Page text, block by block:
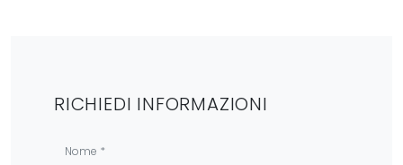
RICHIEDI INFORMAZIONI